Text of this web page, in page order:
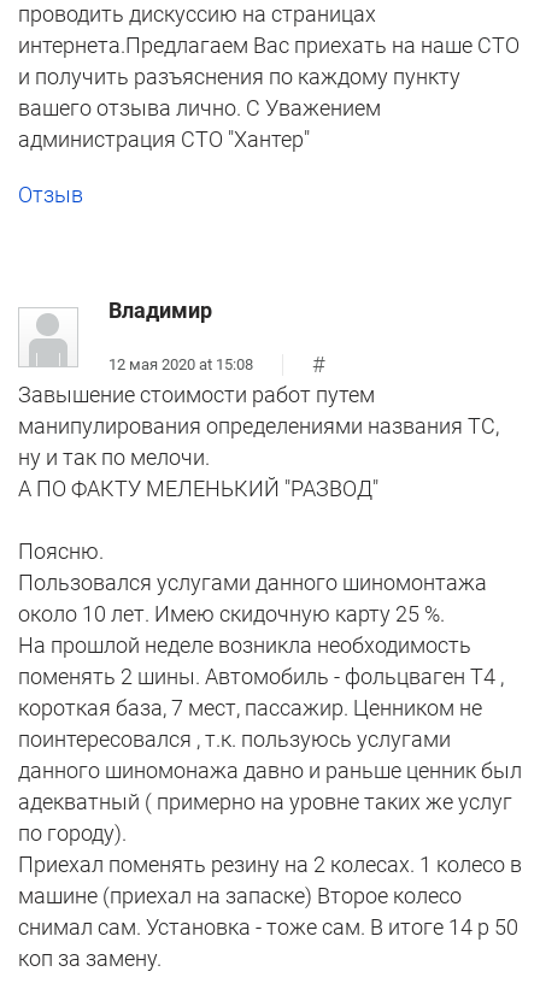
проводить дискуссию на страницах
интернета.Предлагаем Вас приехать на наше СТО
и получить разъяснения по каждому пункту
вашего отзыва лично. С Уважением
администрация СТО "Хантер"
Отзыв
Владимир
12 мая 2020 at 15:08
#
Завышение стоимости работ путем
манипулирования определениями названия ТС,
ну и так по мелочи.
А ПО ФАКТУ МЕЛЕНЬКИЙ "РАЗВОД"
Поясню.
Пользовался услугами данного шиномонтажа
около 10 лет. Имею скидочную карту 25 %.
На прошлой неделе возникла необходимость
поменять 2 шины. Автомобиль - фольцваген Т4 ,
короткая база, 7 мест, пассажир. Ценником не
поинтересовался , т.к. пользуюсь услугами
данного шиномонажа давно и раньше ценник был
адекватный ( примерно на уровне таких же услуг
по городу).
Приехал поменять резину на 2 колесах. 1 колесо в
машине (приехал на запаске) Второе колесо
снимал сам. Установка - тоже сам. В итоге 14 р 50
коп за замену.